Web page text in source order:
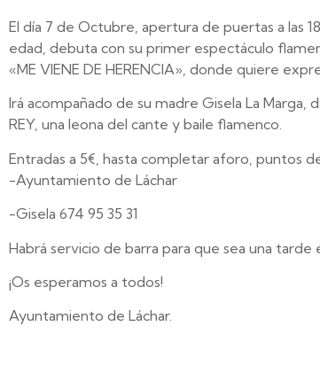
El día 7 de Octubre, apertura de puertas a las
edad, debuta con su primer espectáculo
«ME VIENE DE HERENCIA», donde quiere
Irá acompañado de su madre Gisela La Marga,
REY, una leona del cante y baile flamenco.
Entradas a 5€, hasta completar aforo, puntos
-Ayuntamiento de Láchar
-Gisela 674 95 35 31
Habrá servicio de barra para que sea una tarde
¡Os esperamos a todos!
Ayuntamiento de Láchar.